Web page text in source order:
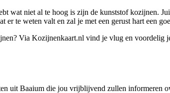
wat niet al te hoog is zijn de kunststof kozijnen.
te weten valt en zal je met een gerust hart een
Via Kozijnenkaart.nl vind je vlug en voordelig
uit Baaium die jou vrijblijvend zullen informeren